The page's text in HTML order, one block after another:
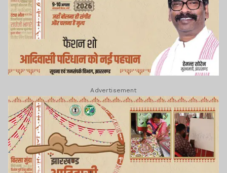
Advertisement